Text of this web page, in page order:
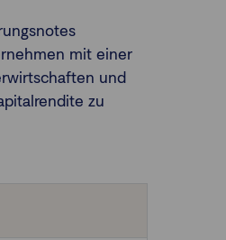
mit einer
und
zu